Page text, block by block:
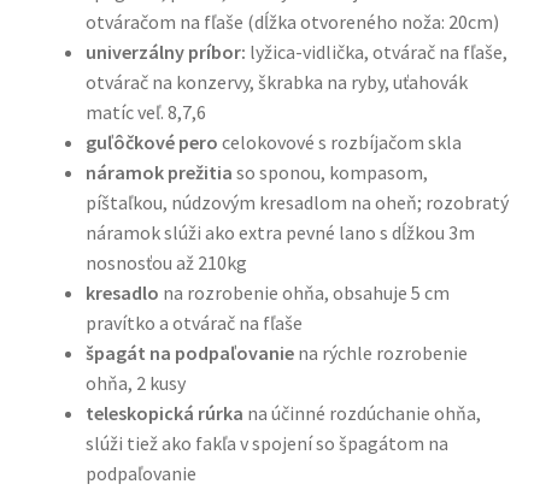
otváračom na fľaše (dĺžka otvoreného noža: 20cm)
univerzálny príbor: lyžica-vidlička, otvárač na fľaše,
otvárač na konzervy, škrabka na ryby, uťahovák
matíc veľ. 8,7,6
guľôčkové pero celokovové s rozbíjačom skla
náramok prežitia so sponou, kompasom,
píštaľkou, núdzovým kresadlom na oheň; rozobratý
náramok slúži ako extra pevné lano s dĺžkou 3m
nosnosťou až 210kg
kresadlo na rozrobenie ohňa, obsahuje 5 cm
pravítko a otvárač na fľaše
špagát na podpaľovanie na rýchle rozrobenie
ohňa, 2 kusy
teleskopická rúrka na účinné rozdúchanie ohňa,
slúži tiež ako fakľa v spojení so špagátom na
podpaľovanie